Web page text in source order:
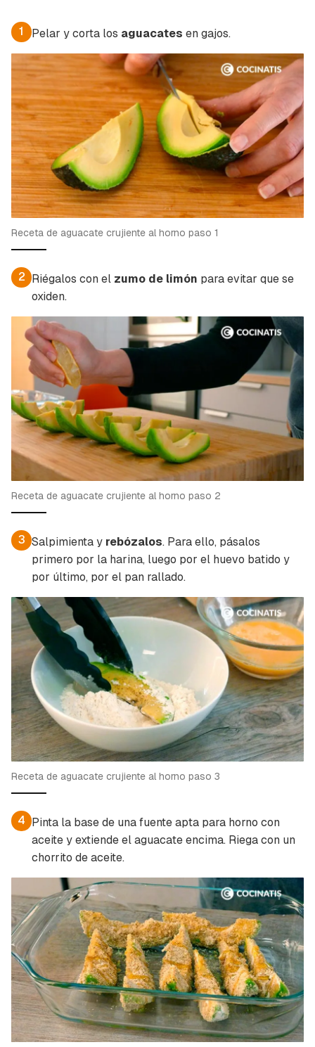
Guardar como favorito
Para poder guardar como favorito, primero has
de iniciar sesión con tu cuenta de Cocinatis.
INICIAR SESIÓN CANCELAR
1 Pelar y corta los aguacates en gajos.
Receta de aguacate crujiente al horno paso 1
2 Riégalos con el zumo de limón para evitar que se
oxiden.
Receta de aguacate crujiente al horno paso 2
3 Salpimienta y rebózalos. Para ello, pásalos
primero por la harina, luego por el huevo batido y
por último, por el pan rallado.
Receta de aguacate crujiente al horno paso 3
4 Pinta la base de una fuente apta para horno con
aceite y extiende el aguacate encima. Riega con un
chorrito de aceite.
Contenido enviado
Gracias por suscribirte a nuestro boletín.
ACEPTAR